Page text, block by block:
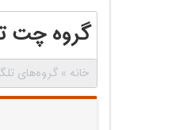
گروه چت
خانه » گروه‌های